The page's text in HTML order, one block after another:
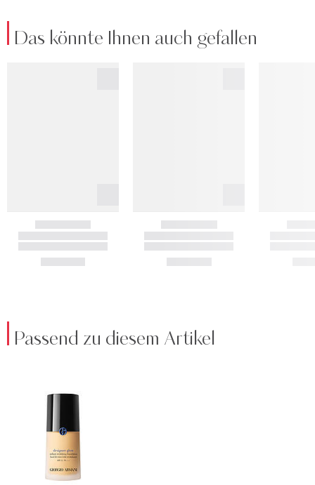
Das könnte Ihnen auch gefallen
Passend zu diesem Artikel